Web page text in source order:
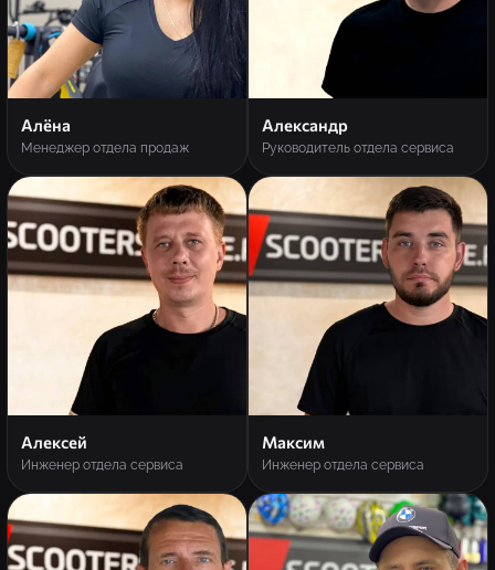
Алёна
Менеджер отдела продаж
Александр
Руководитель отдела сервиса
Алексей
Инженер отдела сервиса
Максим
Инженер отдела сервиса